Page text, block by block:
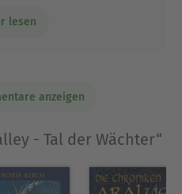
ca 60 Seiten
lesen
anzeigen
- Tal der Wächter“